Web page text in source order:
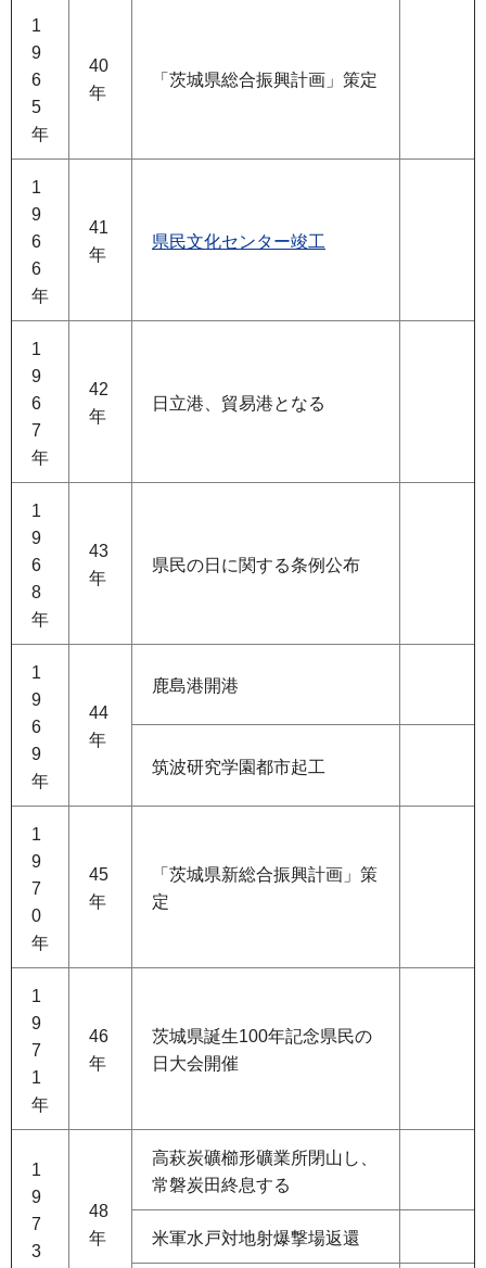
1
9
6
5
年
40
年
「茨城県総合振興計画」策定
1
9
6
6
年
41
年
県民文化センター竣工
1
9
6
7
年
42
年
日立港、貿易港となる
1
9
6
8
年
43
年
県民の日に関する条例公布
1
9
6
9
年
44
年
鹿島港開港
筑波研究学園都市起工
1
9
7
0
年
45
年
「茨城県新総合振興計画」策
定
1
9
7
1
年
46
年
茨城県誕生100年記念県民の
日大会開催
1
9
7
3
48
年
高萩炭礦櫛形礦業所閉山し、
常磐炭田終息する
米軍水戸対地射爆撃場返還